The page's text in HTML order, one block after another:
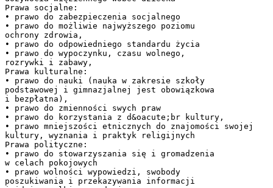
Prawa socjalne:
• prawo do zabezpieczenia socjalnego
• prawo do możliwie najwyższego poziomu
ochrony zdrowia,
• prawo do odpowiedniego standardu życia
• prawo do wypoczynku, czasu wolnego,
rozrywki i zabawy,
Prawa kulturalne:
• prawo do nauki (nauka w zakresie szkoły
podstawowej i gimnazjalnej jest obowiązkowa
i bezpłatna),
• prawo do zmienności swych praw
• prawo do korzystania z d&oacute;br kultury,
• prawo mniejszości etnicznych do znajomości swojej
kultury, wyznania i praktyk religijnych
Prawa polityczne:
• prawo do stowarzyszania się i gromadzenia
w celach pokojowych
• prawo wolności wypowiedzi, swobody
poszukiwania i przekazywania informacji